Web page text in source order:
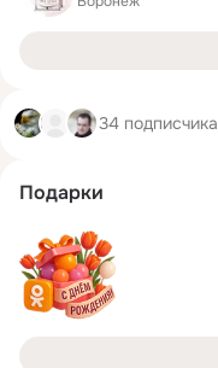
34 подписчика
Подарки